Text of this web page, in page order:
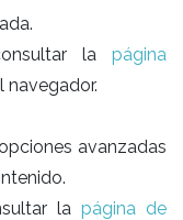
la página
navegador.
avanzadas
la página de